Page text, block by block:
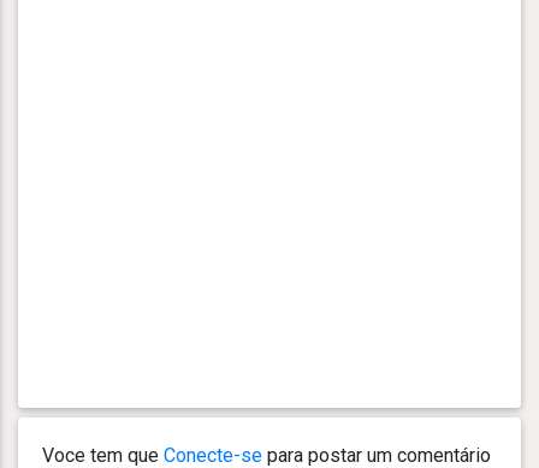
Voce tem que Conecte-se para postar um comentário